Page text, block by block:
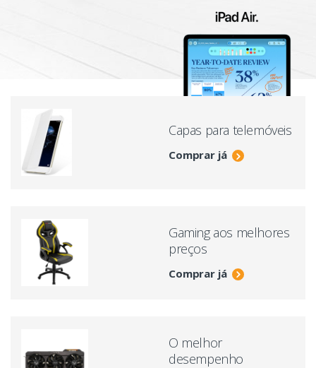
Capas para telemóveis
Comprar já
Gaming aos melhores
preços
Comprar já
O melhor
desempenho